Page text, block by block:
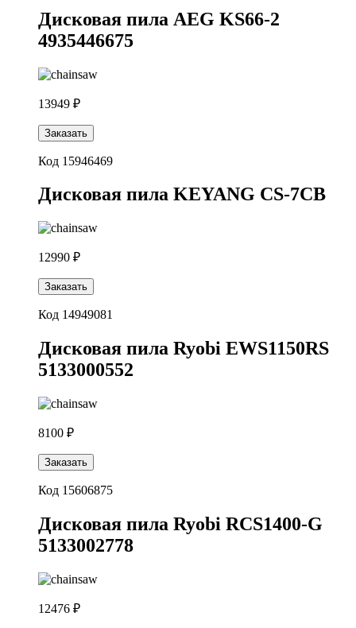
Дисковая пила AEG KS66-2
4935446675
13949 ₽
Заказать
Код 15946469
Дисковая пила KEYANG CS-7CB
12990 ₽
Заказать
Код 14949081
Дисковая пила Ryobi EWS1150RS
5133000552
8100 ₽
Заказать
Код 15606875
Дисковая пила Ryobi RCS1400-G
5133002778
12476 ₽